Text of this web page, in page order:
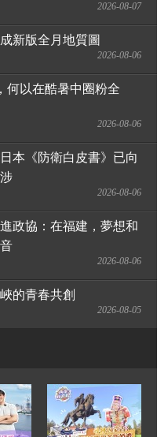
2026-08-07
新版全月地質圖
2026-08-06
何以在酷暑中圈粉全
2026-08-06
本《防衛白皮書》已向
2026-08-06
政協：在福建，夢想和
2026-08-06
的青春共創
2026-08-05